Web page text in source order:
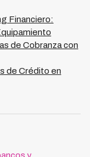
Financiero:
de Cobranza con
de Crédito en